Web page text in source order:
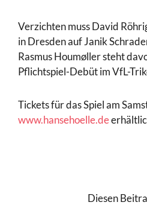
Verzichten muss David
in Dresden auf Janik
Rasmus Houmøller steht
Pflichtspiel-Debüt im VfL-
Tickets für das Spiel am
www.hansehoelle.de
Diesen